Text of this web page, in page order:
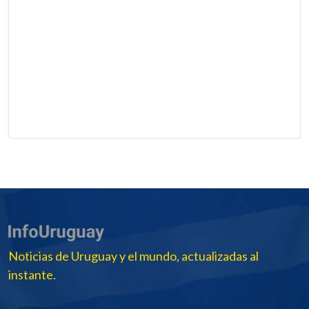
Noticias de Uruguay y el mundo, actualizadas al
instante.